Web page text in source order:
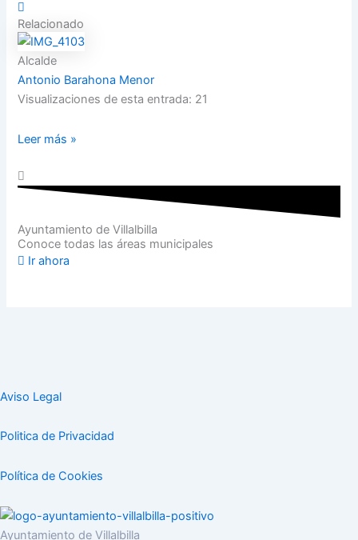
Relacionado
Alcalde
Antonio Barahona Menor
Visualizaciones de esta entrada: 21
Leer más »
Ayuntamiento de Villalbilla
Conoce todas las áreas municipales
Ir ahora
Aviso Legal
Politica de Privacidad
Política de Cookies
Ayuntamiento de Villalbilla